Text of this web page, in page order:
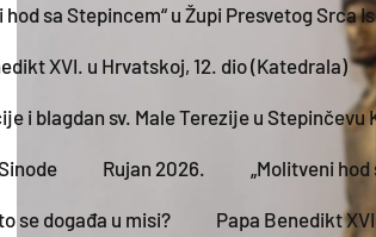
hod sa Stepincem“ u Župi Presvetog Srca
XVI. u Hrvatskoj, 12. dio (Katedrala)
i blagdan sv. Male Terezije u Stepinčevu
Rujan 2026. „Molitveni
se događa u misi? Papa Benedikt